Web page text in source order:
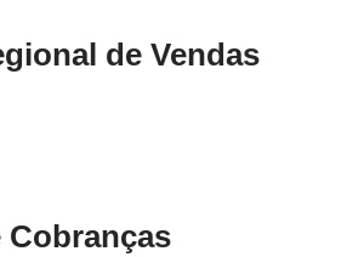
de Vendas
Cobranças